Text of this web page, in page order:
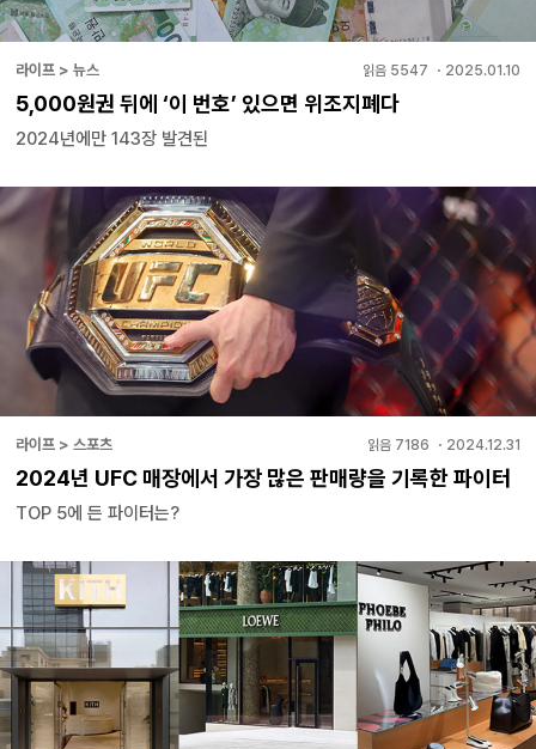
라이프 > 뉴스 읽음 5547 ・ 2025.01.10
5,000원권 뒤에 ‘이 번호’ 있으면 위조지폐다
2024년에만 143장 발견된
라이프 > 스포츠 읽음 7186 ・ 2024.12.31
2024년 UFC 매장에서 가장 많은 판매량을 기록한 파이터
TOP 5에 든 파이터는?